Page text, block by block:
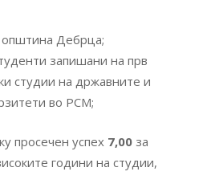
Дебрца;
запишани на прв
студии на државните и
во РСМ;
просечен успех 7,00за
години на студии,